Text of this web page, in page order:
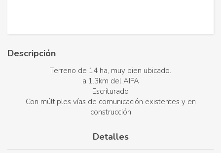
Descripción
Terreno de 14 ha, muy bien ubicado.
a 1.3km del AIFA
Escriturado
Con múltiples vías de comunicación existentes y en
construcción
Detalles